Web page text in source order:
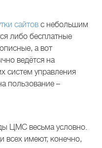
сайтов с небольшим
либо бесплатные
а вот
ведётся на
систем управления
пользование –
ЦМС весьма условно.
всех имеют, конечно,